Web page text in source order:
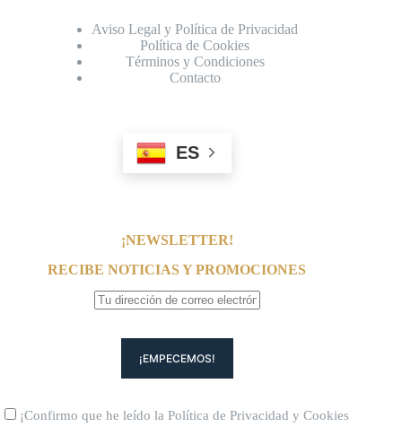
Aviso Legal y Política de Privacidad
Política de Cookies
Términos y Condiciones
Contacto
ES
¡NEWSLETTER!
RECIBE NOTICIAS Y PROMOCIONES
¡Confirmo que he leído laPolítica de Privacidad yCookies